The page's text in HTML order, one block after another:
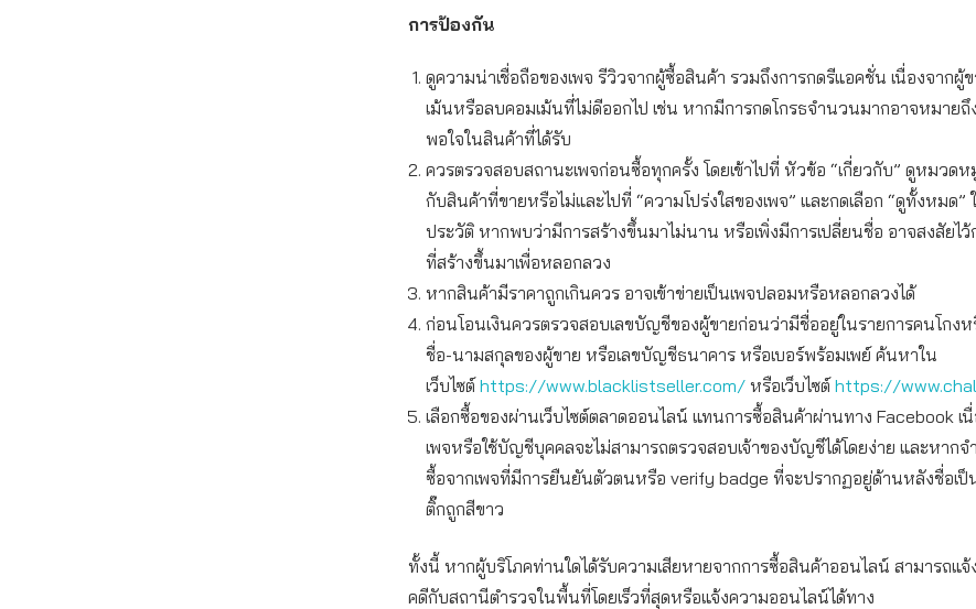
การป้องกัน
ดูความน่าเชื่อถือของเพจ รีวิวจากผู้ซื้อสินค้า รวมถึงการกดรีแอคชั่น เนื่องจากผู้
เม้นหรือลบคอมเม้นที่ไม่ดีออกไป เช่น หากมีการกดโกรธจำนวนมากอาจหมายถึ
พอใจในสินค้าที่ได้รับ
ควรตรวจสอบสถานะเพจก่อนซื้อทุกครั้ง โดยเข้าไปที่ หัวข้อ “เกี่ยวกับ” ดูหมวด
กับสินค้าที่ขายหรือไม่และไปที่ “ความโปร่งใสของเพจ” และกดเลือก “ดูทั้งหมด”
ประวัติ หากพบว่ามีการสร้างขึ้นมาไม่นาน หรือเพิ่งมีการเปลี่ยนชื่อ อาจสงสัยไว้
ที่สร้างขึ้นมาเพื่อหลอกลวง
หากสินค้ามีราคาถูกเกินควร อาจเข้าข่ายเป็นเพจปลอมหรือหลอกลวงได้
ก่อนโอนเงินควรตรวจสอบเลขบัญชีของผู้ขายก่อนว่ามีชื่ออยู่ในรายการคนโกงห
ชื่อ-นามสกุลของผู้ขาย หรือเลขบัญชีธนาคาร หรือเบอร์พร้อมเพย์ ค้นหาใน
เว็บไซต์ https://www.blacklistseller.com/ หรือเว็บไซต์ https://
เลือกซื้อของผ่านเว็บไซต์ตลาดออนไลน์ แทนการซื้อสินค้าผ่านทาง Facebook เนื่
เพจหรือใช้บัญชีบุคคลจะไม่สามารถตรวจสอบเจ้าของบัญชีได้โดยง่าย และหากจ
ซื้อจากเพจที่มีการยืนยันตัวตนหรือ verify badge ที่จะปรากฏอยู่ด้านหลังชื่อเป็
ติ๊กถูกสีขาว
ทั้งนี้ หากผู้บริโภคท่านใดได้รับความเสียหายจากการซื้อสินค้าออนไลน์ สามารถแจ้
คดีกับสถานีตำรวจในพื้นที่โดยเร็วที่สุดหรือแจ้งความออนไลน์ได้ทาง